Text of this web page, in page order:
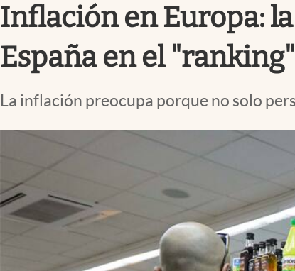
Inflación en Europa:
España en el "ranking"
La inflación preocupa porque no solo